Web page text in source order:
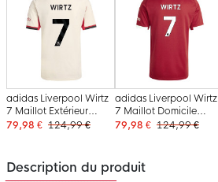
adidas Liverpool Wirtz
7 Maillot Extérieur
2025-2026
79,98 € 124,99 €
adidas Liverpool Wirtz
7 Maillot Domicile
2025-2026
79,98 € 124,99 €
Description du produit